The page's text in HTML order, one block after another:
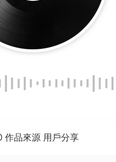
作品來源 用戶分享